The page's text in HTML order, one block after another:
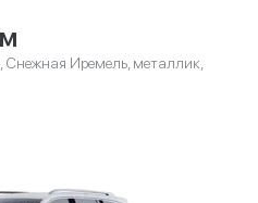
Иремель, металлик,